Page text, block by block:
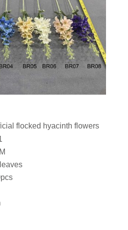
flocked hyacinth flowers